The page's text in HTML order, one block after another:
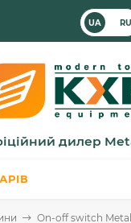
UA RU
дилер
On-off switch